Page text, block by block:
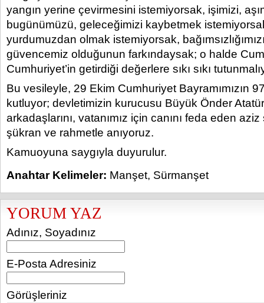
yangın yerine çevirmesini istemiyorsak, işimizi,
bugünümüzü, geleceğimizi kaybetmek
yurdumuzdan olmak istemiyorsak,
güvencemiz olduğunun farkındaysak; o halde
Cumhuriyet’in getirdiği değerlere sıkı sıkı
Bu vesileyle, 29 Ekim Cumhuriyet Bayramımızın
kutluyor; devletimizin kurucusu Büyük Önder
arkadaşlarını, vatanımız için canını feda eden
şükran ve rahmetle anıyoruz.
Kamuoyuna saygıyla duyurulur.
Anahtar Kelimeler: Manşet, Sürmanşet
YORUM YAZ
Adınız, Soyadınız
E-Posta Adresiniz
Görüşleriniz